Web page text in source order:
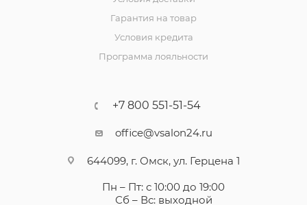
Гарантия на товар
Условия кредита
Программа лояльности
+7 800 551-51-54
office@vsalon24.ru
644099, г. Омск, ул. Герцена 1
Пн – Пт: с 10:00 до 19:00
Сб – Вс: выходной